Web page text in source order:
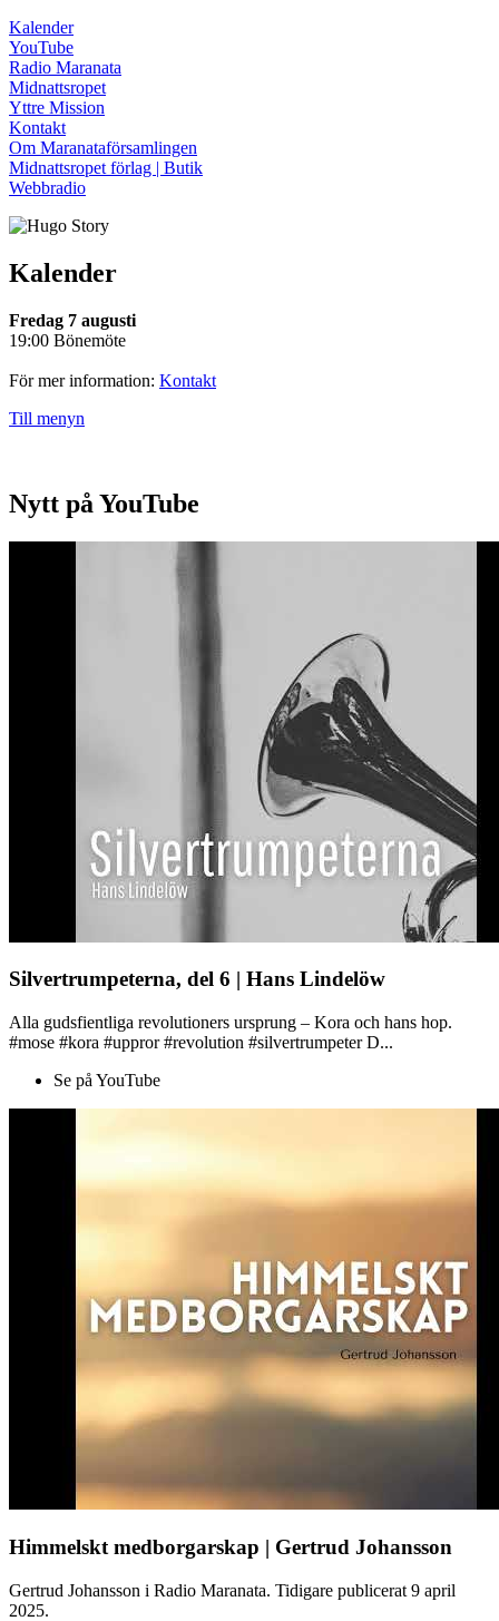
Kalender
YouTube
Radio Maranata
Midnattsropet
Yttre Mission
Kontakt
Om Maranataförsamlingen
Midnattsropet förlag | Butik
Webbradio
Kalender
Fredag 7 augusti
19:00 Bönemöte
För mer information: Kontakt
Till menyn
Nytt på YouTube
Silvertrumpeterna, del 6 | Hans Lindelöw
Alla gudsfientliga revolutioners ursprung – Kora och hans hop.
#mose #kora #uppror #revolution #silvertrumpeter D...
Se på YouTube
Himmelskt medborgarskap | Gertrud Johansson
Gertrud Johansson i Radio Maranata. Tidigare publicerat 9 april
2025.